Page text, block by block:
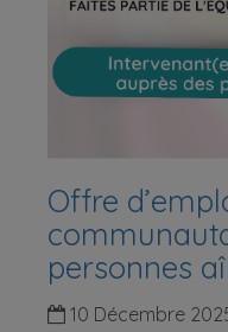
Offre
personnes
10 Décembre